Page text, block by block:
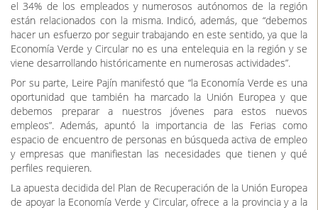
Por su parte, Leire Pajín manifestó que “la Economía Verde es una
oportunidad que también ha marcado la Unión Europea y que
debemos preparar a nuestros jóvenes para estos nuevos
empleos”. Además, apuntó la importancia de las Ferias como
espacio de encuentro de personas en búsqueda activa de empleo
y empresas que manifiestan las necesidades que tienen y qué
perfiles requieren.
La apuesta decidida del Plan de Recuperación de la Unión Europea
de apoyar la Economía Verde y Circular, ofrece a la provincia y a la
región una oportunidad de actuación y crecimiento muy
importantes, donde son interesantes las sinergias entre
administraciones que ponen de relieve los proyectos y actividades
puestas en marcha, pensando en común en el presente y futuro
verde.